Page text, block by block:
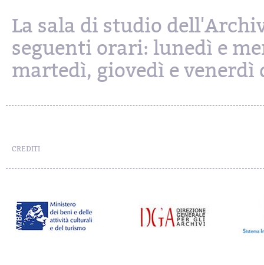
La sala di studio
seguenti orari: lunedì e
martedì, giovedì e venerdì
CREDITI